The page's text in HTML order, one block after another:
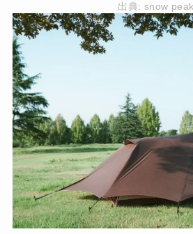
出典: snow peak